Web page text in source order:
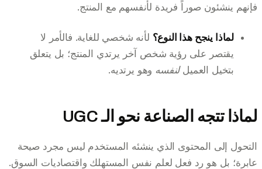
فإنهم ينشئون صوراً فريدة لأنفسهم مع المنتج.
لماذا ينجح هذا النوع؟ لأنه شخصي للغاية. فالأمر لا
يقتصر على رؤية شخص آخر يرتدي المنتج؛ بل يتعلق
بتخيل العميللنفسه وهو يرتديه.
لماذا تتجه الصناعة نحو الـ UGC
التحول إلى المحتوى الذي ينشئه المستخدم ليس مجرد صيحة
عابرة؛ بل هو رد فعل لعلم نفس المستهلك واقتصاديات السوق.